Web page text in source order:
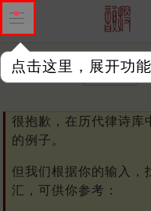
点击这里，展开功
单字或词汇：
很抱歉，在历代律诗库
的例子。
但我们根据你的输入，
汇，可供你参考：